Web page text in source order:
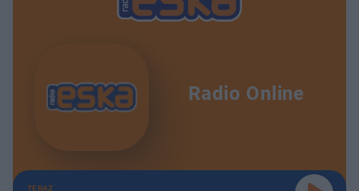
Radio Online
TERAZ